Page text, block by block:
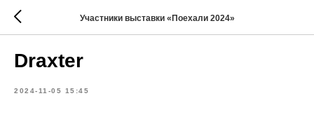
Участники выставки «Поехали 2024»
Draxter
2024-11-05 15:45